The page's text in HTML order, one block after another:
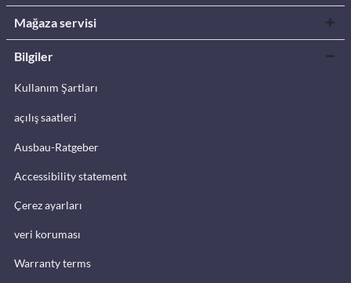
Mağaza servisi
Bilgiler
Kullanım Şartları
açılış saatleri
Ausbau-Ratgeber
Accessibility statement
Çerez ayarları
veri koruması
Warranty terms